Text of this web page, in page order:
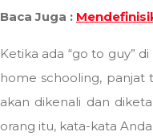
Baca Juga :
Ketika ada “go to guy”
home schooling, panjat
akan dikenali dan
orang itu, kata-kata